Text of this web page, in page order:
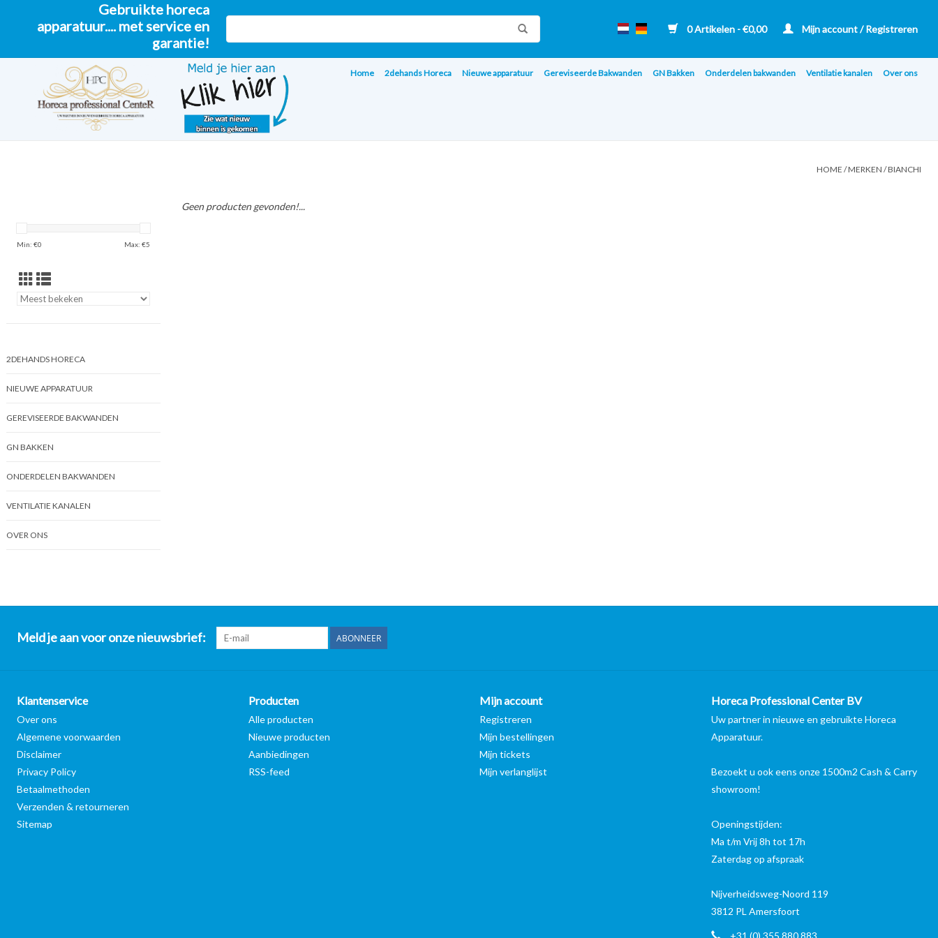
Gebruikte horeca
apparatuur.... met service en
garantie!
0 Artikelen - €0,00 Mijn account / Registreren
Home 2dehands Horeca Nieuwe apparatuur Gereviseerde Bakwanden GN Bakken Onderdelen bakwanden Ventilatie kanalen Over ons
HOME /MERKEN /BIANCHI
Min: €0 Max: €5
2DEHANDS HORECA
NIEUWE APPARATUUR
GEREVISEERDE BAKWANDEN
GN BAKKEN
ONDERDELEN BAKWANDEN
VENTILATIE KANALEN
OVER ONS
Geen producten gevonden!...
Meld je aan voor onze nieuwsbrief: ABONNEER
Klantenservice
Over ons
Algemene voorwaarden
Disclaimer
Privacy Policy
Betaalmethoden
Verzenden & retourneren
Sitemap
Producten
Alle producten
Nieuwe producten
Aanbiedingen
RSS-feed
Mijn account
Registreren
Mijn bestellingen
Mijn tickets
Mijn verlanglijst
Horeca Professional Center BV
Uw partner in nieuwe en gebruikte Horeca
Apparatuur.
Bezoekt u ook eens onze 1500m2 Cash & Carry
showroom!
Openingstijden:
Ma t/m Vrij 8h tot 17h
Zaterdag op afspraak
Nijverheidsweg-Noord 119
3812 PL Amersfoort